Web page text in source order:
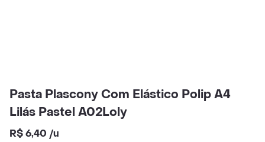
Pasta Plascony Com Elástico Polip A4
Lilás Pastel A02Loly
R$ 6,40 /u